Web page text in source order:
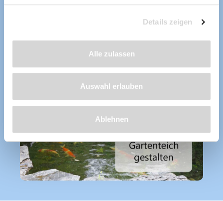
Details zeigen
Alle zulassen
Auswahl erlauben
Ablehnen